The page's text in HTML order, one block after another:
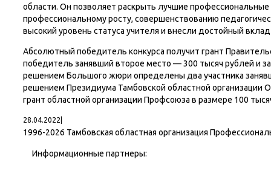
области. Он позволяет раскрыть лучшие
профессиональному росту, совершенствованию
высокий уровень статуса учителя и внесли достойный
Абсолютный победитель конкурса получит грант
победитель занявший второе место — 300 тысяч рублей и
решением Большого жюри определены два участника
решением Президиума Тамбовской областной организации
грант областной организации Профсоюза в размере 100
28.04.2022
1996-2026 Тамбовская областная организация
Информационные партнеры: